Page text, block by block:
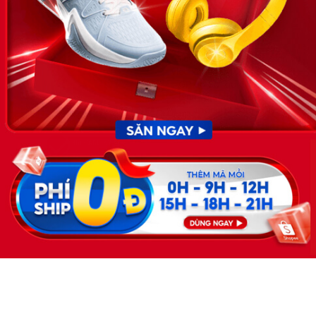
KẾT NỐI
Giấy phép hoạt động dịch vụ
việc làm số 54/2019/SLĐTBXH-
GP do Sở lao động thương
binh và xã hội cấp ngày 30
tháng 12 năm 2019.